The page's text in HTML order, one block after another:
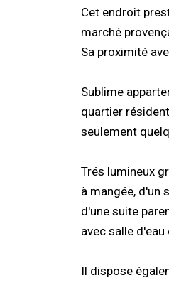
Cet endroit
marché
Sa proximité
Sublime
quartier
seulement
Trés lumineux
à mangée, d'un
d'une suite
avec salle
Il dispose